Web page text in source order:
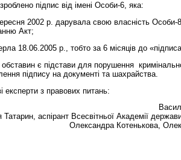
підпис від імені Особи-6, яка:
2002 р. дарувала свою власність Особи-
Акт;
18.06.2005 р., тобто за 6 місяців до
є підстави для порушення
підпису на документі та шахрайства.
експерти з правових питань:
Татарин, аспірант Всесвітньої Академії
Олександра Котенькова,